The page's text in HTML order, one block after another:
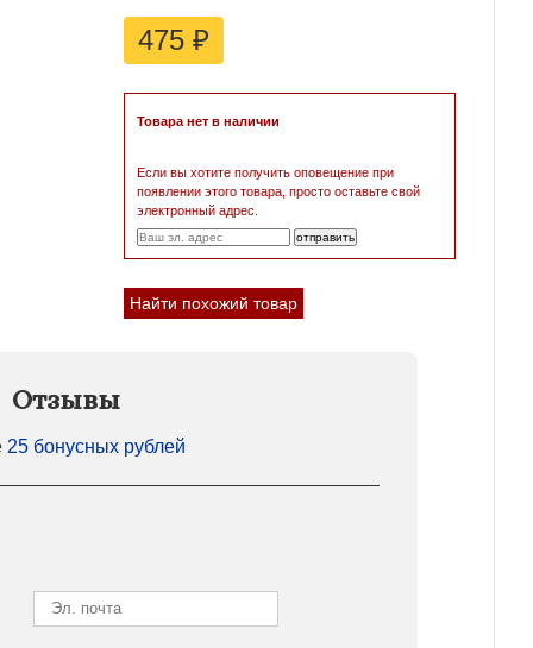
475 ₽
Товара нет в наличии
Если вы хотите получить оповещение при
появлении этого товара, просто оставьте свой
электронный адрес.
Найти похожий товар
Отзывы
25 бонусных рублей